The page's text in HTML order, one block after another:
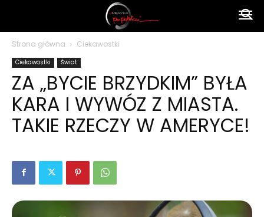
polsku
Strona główna Ciekawostki
Ciekawostki Świat
ZA „BYCIE BRZYDKIM” BYŁA
KARA I WYWÓZ Z MIASTA.
TAKIE RZECZY W AMERYCE!